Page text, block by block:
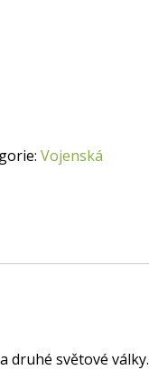
Vojenská
druhé světové války.